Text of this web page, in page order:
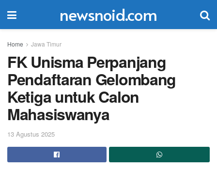
newsnoid.com
Home Jawa Timur
FK Unisma Perpanjang
Pendaftaran Gelombang
Ketiga untuk Calon
Mahasiswanya
13 Agustus 2025